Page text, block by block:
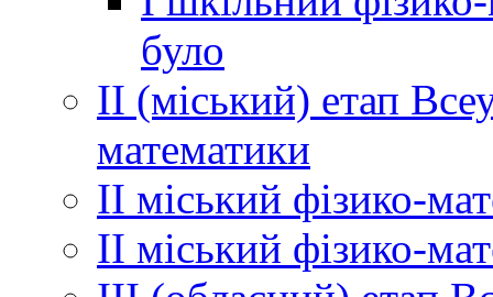
було
ІІ (міський) етап
математики
ІІ міський фізико-
ІІ міський фізико-